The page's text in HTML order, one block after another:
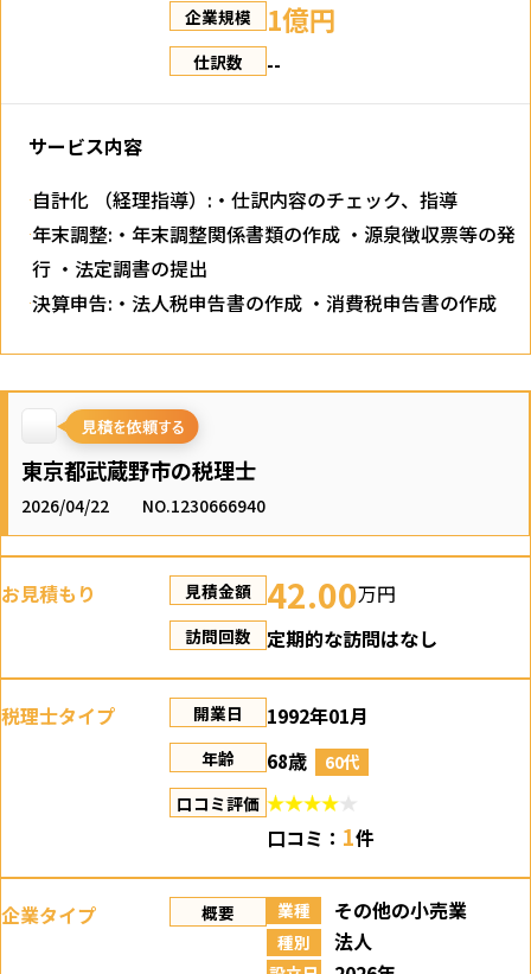
企業規模 1億円
仕訳数 --
サービス内容
自計化 （経理指導）:・仕訳内容のチェック、指導
年末調整:・年末調整関係書類の作成 ・源泉徴収票等の発
行 ・法定調書の提出
決算申告:・法人税申告書の作成 ・消費税申告書の作成
東京都武蔵野市の税理士
2026/04/22 NO.1230666940
お見積もり 見積金額 42.00万円
訪問回数 定期的な訪問はなし
税理士タイプ 開業日 1992年01月
年齢 68歳
60代
口コミ評価
口コミ： 1件
企業タイプ 概要 業種 その他の小売業
種別 法人